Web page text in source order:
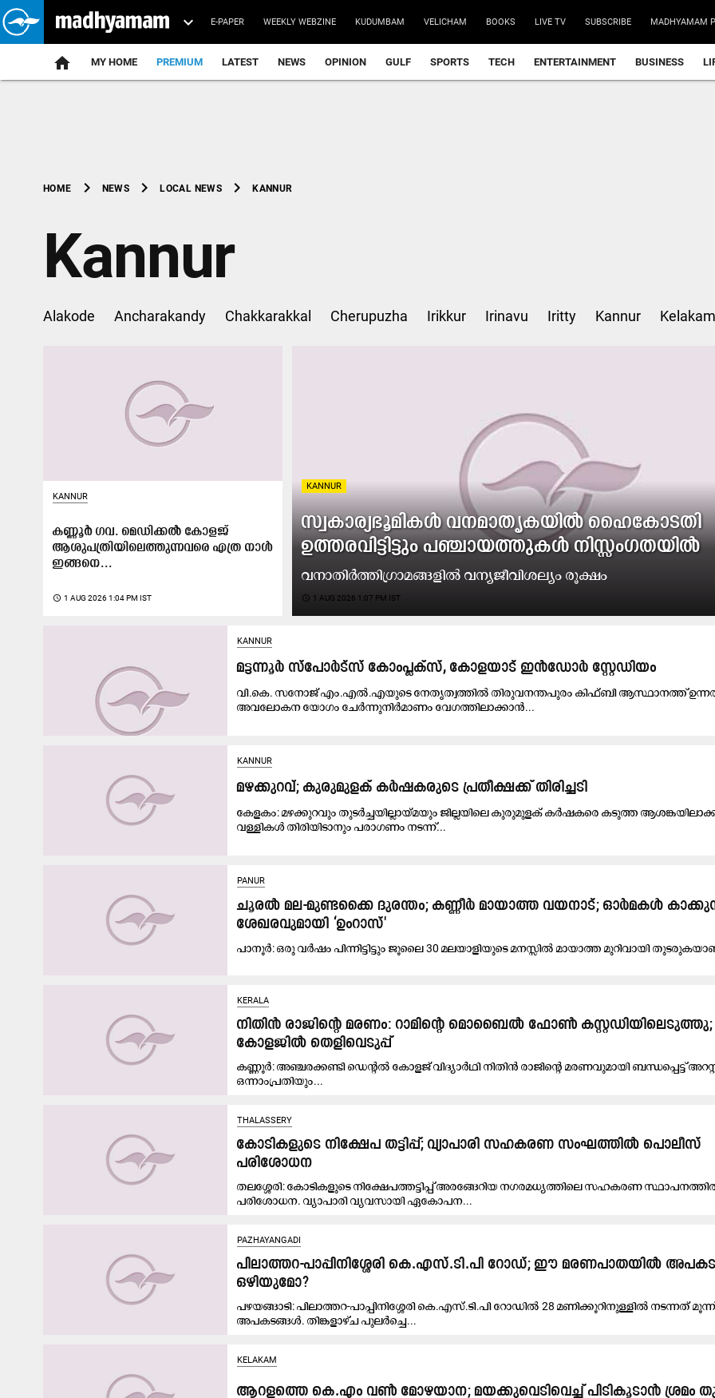
E-PAPER WEEKLY WEBZINE KUDUMBAM VELICHAM BOOKS LIVE TV SUBSCRIBE MADHYAMAM
യു.പി.ഐ
റോഡ്
home MY HOME PREMIUM LATEST NEWS OPINION GULF SPORTS TECH ENTERTAINMENT BUSINESS
HOME chevron_right NEWS chevron_right LOCAL NEWS chevron_right KANNUR
Kannur
Alakode Ancharakandy Chakkarakkal Cherupuzha Irikkur Irinavu Iritty Kannur Kelakam
KANNUR
സ്വകാര്യഭൂമികൾ വനമാതൃകയിൽ ഹൈകോടതി
ഉത്തരവിട്ടിട്ടും പഞ്ചായത്തുകൾ നിസ്സംഗതയിൽ
വനാതിർത്തിഗ്രാമങ്ങളിൽ വന്യജീവിശല്യം രൂക്ഷം
access_time 1 AUG 2026 1:07 PM IST
KANNUR
കണ്ണൂർ ഗവ. മെഡിക്കൽ കോളജ്
ആശുപത്രിയിലെത്തുന്നവരെ എത്ര നാൾ
ഇങ്ങനെ...
access_time 1 AUG 2026 1:04 PM IST
KANNUR
മട്ടന്നൂർ സ്പോർട്സ് കോംപ്ലക്സ്, കോളയാട് ഇൻഡോർ സ്റ്റേഡിയം
വി.കെ. സനോജ് എം.എൽ.എയുടെ നേതൃത്വത്തിൽ തിരുവനന്തപുരം കിഫ്‌ബി ആസ്ഥാനത്ത്
അവലോകന യോഗം ചേർന്നുനിർമാണം വേഗത്തിലാക്കാൻ...
KANNUR
മഴക്കുറവ്; കുരുമുളക് കർഷകരുടെ പ്രതീക്ഷക്ക് തിരിച്ചടി
കേളകം: മഴക്കുറവും തുടർച്ചയില്ലായ്മയും ജില്ലയിലെ കുരുമുളക് കർഷകരെ കടുത്ത
വള്ളികൾ തിരിയിടാനും പരാഗണം നടന്ന്...
PANUR
ചൂ​ര​ൽ മ​ല-​മു​ണ്ട​ക്കൈ ദു​ര​ന്തം; ക​ണ്ണീ​ർ മാ​യാ​ത്ത വ​യ​നാ​ട്; ഓ​ർ​മ​ക​ൾ
ശേ​ഖ​ര​വു​മാ​യി ‘ഉം​റാ​സ്'
പാ​നൂ​ർ: ഒ​രു വ​ർ​ഷം പി​ന്നി​ട്ടി​ട്ടും ജൂ​ലൈ 30 മ​ല​യാ​ളി​യു​ടെ മ​ന​സ്സി​ൽ മാ​യാ​ത്ത മു​റി​വാ​യി
KERALA
നിതിൻ രാജിന്റെ മരണം: റാമിന്റെ മൊബൈൽ ഫോൺ കസ്റ്റഡിയിലെടുത്തു;
കോളജിൽ തെളിവെടുപ്പ്
കണ്ണൂർ: അഞ്ചരക്കണ്ടി ഡെന്റൽ കോളജ് വിദ്യാർഥി നിതിൻ രാജിന്റെ മരണവുമായി ബന്ധപ്പെട്ട്
ഒന്നാംപ്രതിയും...
THALASSERY
കോടികളുടെ നിക്ഷേപ തട്ടിപ്പ്; വ്യാപാരി സഹകരണ സംഘത്തിൽ പൊലീസ്
പരിശോധന
തലശ്ശേരി: കോടികളുടെ നിക്ഷേപത്തട്ടിപ്പ് അരങ്ങേറിയ നഗരമധ്യത്തിലെ സഹകരണ
പരിശോധന. വ്യാപാരി വ്യവസായി ഏകോപന...
PAZHAYANGADI
പിലാത്തറ-പാപ്പിനിശ്ശേരി കെ.എസ്.ടി.പി റോഡ്; ഈ മരണപാതയിൽ
ഒഴിയുമോ?
പഴയങ്ങാടി: പിലാത്തറ-പാപ്പിനിശ്ശേരി കെ.എസ്.ടി.പി റോഡിൽ 28 മണിക്കൂറിനുള്ളിൽ നടന്നത് മൂന്ന്
അപകടങ്ങൾ. തിങ്കളാഴ്ച പുലർച്ചെ...
KELAKAM
ആ​റ​ള​ത്തെ കെ.​എം വ​ൺ മോ​ഴ​യാ​ന; മ​യ​ക്കു​വെ​ടി​വെ​ച്ച് പി​ടി​കൂ​ടാ​ൻ ശ്ര​മം